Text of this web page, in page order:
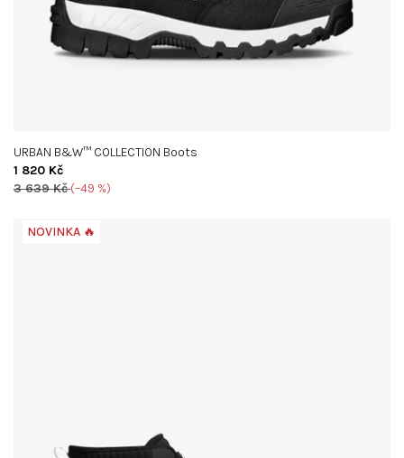
URBAN B&W™ COLLECTION Boots
1 820 Kč
3 639 Kč (–49 %)
NOVINKA 🔥